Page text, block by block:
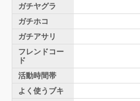
ガチヤグラ
ガチホコ
ガチアサリ
フレンドコー
ド
活動時間帯
よく使うブキ